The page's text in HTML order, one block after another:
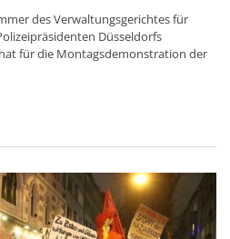
des Verwaltungsgerichtes für
Düsseldorfs
für die Montagsdemonstration der